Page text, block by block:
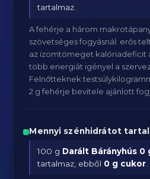
tartalmaz.
A fehérje a három
szövetséges fogyásnál: erős
az izomtömeget kalóriadeficit
több energiát igényel a
Felnőtteknek
2 g fehérje bevitele ajánlott
Mennyi szénhidrátot
100 g Darált Bárányhús 0
tartalmaz, ebből 0 g cukor